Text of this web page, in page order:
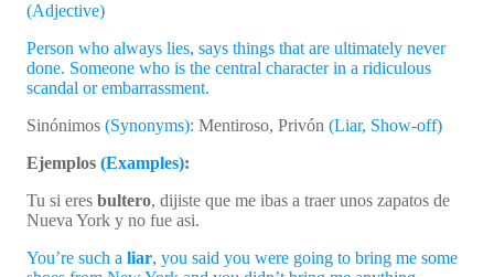
(Adjective)
Person who always lies, says things that are ultimately never
done. Someone who is the central character in a ridiculous
scandal or embarrassment.
Sinónimos (Synonyms): Mentiroso, Privón (Liar, Show-off)
Ejemplos (Examples):
Tu si eres bultero, dijiste que me ibas a traer unos zapatos de
Nueva York y no fue asi.
You’re such a liar, you said you were going to bring me some